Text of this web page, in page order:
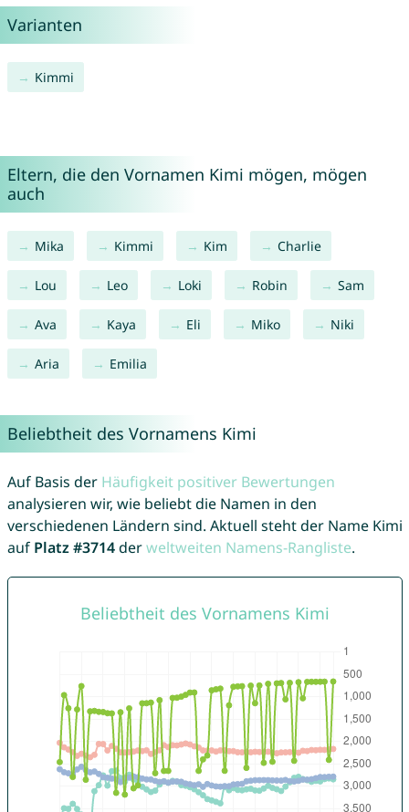
Varianten
Kimmi
Eltern, die den Vornamen Kimi mögen, mögen
auch
Mika Kimmi Kim Charlie
Lou Leo Loki Robin Sam
Ava Kaya Eli Miko Niki
Aria Emilia
Beliebtheit des Vornamens Kimi
Auf Basis der Häufigkeit positiver Bewertungen
analysieren wir, wie beliebt die Namen in den
verschiedenen Ländern sind. Aktuell steht der Name Kimi
auf Platz #3714derweltweiten Namens-Rangliste.